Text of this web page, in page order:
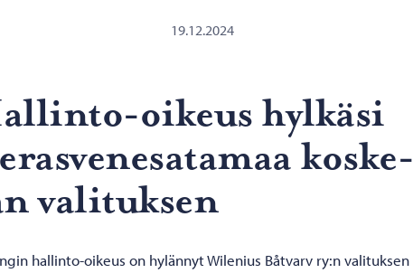
19.12.2024
​oikeus hyl­kä­si
kos­ke­
va­li­tuk­sen
hallinto-oikeus on hylännyt Wilenius Båtvarv ry:n valituksen